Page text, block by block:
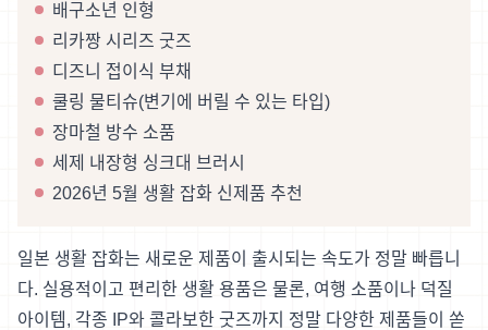
배구소년 인형
리카짱 시리즈 굿즈
디즈니 접이식 부채
쿨링 물티슈(변기에 버릴 수 있는 타입)
장마철 방수 소품
세제 내장형 싱크대 브러시
2026년 5월 생활 잡화 신제품 추천
일본 생활 잡화는 새로운 제품이 출시되는 속도가 정말 빠릅니
다. 실용적이고 편리한 생활 용품은 물론, 여행 소품이나 덕질
아이템, 각종 IP와 콜라보한 굿즈까지 정말 다양한 제품들이 쏟